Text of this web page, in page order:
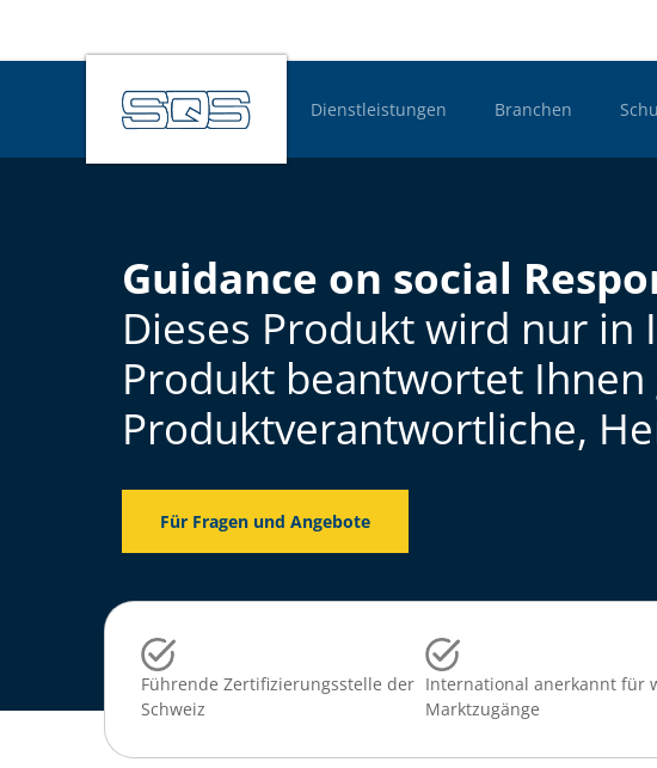
Hauptnavigation
Dienstleistungen Branchen
Guidance on social
Dieses Produkt wird nur in
Produkt beantwortet
Produktverantwortliche,
Für Fragen und Angebote
Führende Zertifizierungsstelle der
Schweiz
International anerkannt für
Marktzugänge